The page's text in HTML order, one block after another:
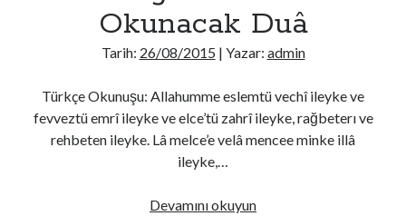
Okunacak Duâ
Tarih: 26/08/2015 | Yazar: admin
Türkçe Okunuşu: Allahumme eslemtü vechî ileyke ve
fevveztü emrî ileyke ve elce’tü zahrî ileyke, rağbeterı ve
rehbeten ileyke. Lâ melce’e velâ mencee minke illâ
ileyke,…
Devamını okuyunYatağa